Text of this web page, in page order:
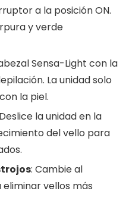
a la posición ON.
y verde
Sensa-Light con la
La unidad solo
la piel.
la unidad en la
del vello para
: Cambie al
vellos más